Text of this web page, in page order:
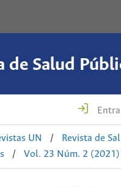
de Salud
UN /
Revista de
/ Vol. 23 Núm. 2 (2021)